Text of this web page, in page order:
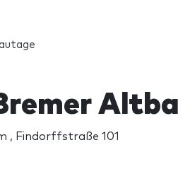
, Findorffstraße 101